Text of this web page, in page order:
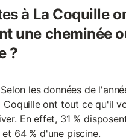
à La Coquille
une cheminée
?
les données de
Coquille ont tout ce qu'il
En effet, 31 %
et 64 % d'une piscine.